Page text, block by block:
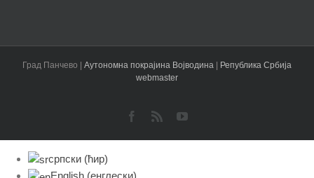
Град Панчево | Аутономна покрајина Војводина | Република Србија
webmaster
Facebook
Rss YouTube
српски (ћир)